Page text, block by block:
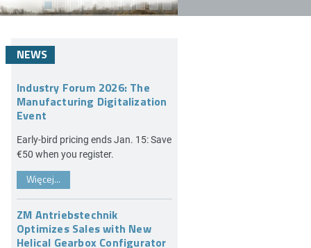
NEWS
Industry Forum 2026: The
Manufacturing Digitalization
Event
Early-bird pricing ends Jan. 15: Save
€50 when you register.
Więcej...
ZM Antriebstechnik
Optimizes Sales with New
Helical Gearbox Configurator